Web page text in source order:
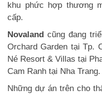
khu phức hợp thương
cấp.
Novaland cũng đang
Orchard Garden tại Tp.
Né Resort & Villas tại
Cam Ranh tại Nha Trang.
Những dự án trên cho